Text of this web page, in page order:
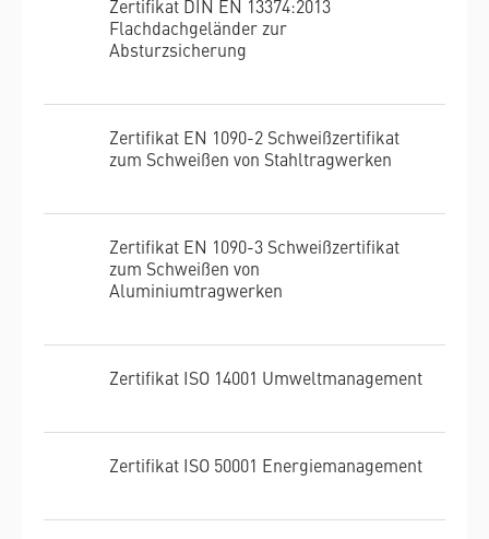
Zertifikat DIN EN 13374:2013
Flachdachgeländer zur
Absturzsicherung
Zertifikat EN 1090-2 Schweißzertifikat
zum Schweißen von Stahltragwerken
Zertifikat EN 1090-3 Schweißzertifikat
zum Schweißen von
Aluminiumtragwerken
Zertifikat ISO 14001 Umweltmanagement
Zertifikat ISO 50001 Energiemanagement